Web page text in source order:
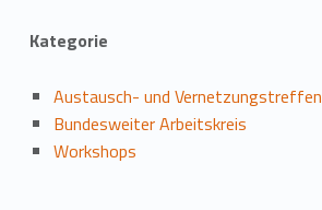
Kategorie
Austausch- und Vernetzungstreffen
Bundesweiter Arbeitskreis
Workshops